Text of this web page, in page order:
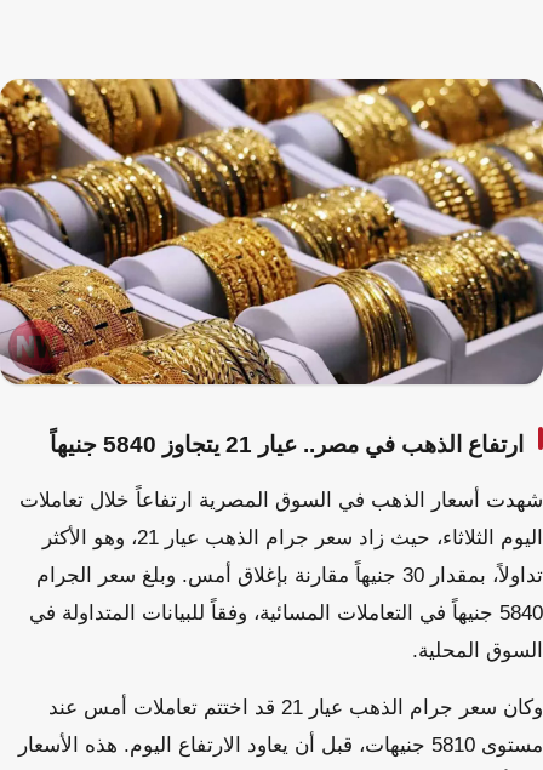
ارتفاع الذهب في مصر.. عيار 21 يتجاوز 5840 جنيهاً
شهدت أسعار الذهب في السوق المصرية ارتفاعاً خلال تعاملات
اليوم الثلاثاء، حيث زاد سعر جرام الذهب عيار 21، وهو الأكثر
تداولاً، بمقدار 30 جنيهاً مقارنة بإغلاق أمس. وبلغ سعر الجرام
5840 جنيهاً في التعاملات المسائية، وفقاً للبيانات المتداولة في
السوق المحلية.
وكان سعر جرام الذهب عيار 21 قد اختتم تعاملات أمس عند
مستوى 5810 جنيهات، قبل أن يعاود الارتفاع اليوم. هذه الأسعار